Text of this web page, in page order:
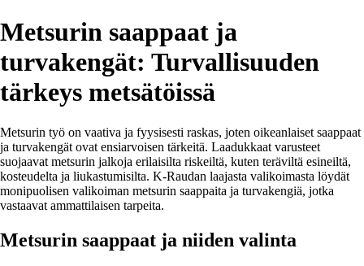
Metsurin saappaat ja
turvakengät: Turvallisuuden
tärkeys metsätöissä
Metsurin työ on vaativa ja fyysisesti raskas, joten oikeanlaiset saappaat
ja turvakengät ovat ensiarvoisen tärkeitä. Laadukkaat varusteet
suojaavat metsurin jalkoja erilaisilta riskeiltä, kuten teräviltä esineiltä,
kosteudelta ja liukastumisilta. K-Raudan laajasta valikoimasta löydät
monipuolisen valikoiman metsurin saappaita ja turvakengiä, jotka
vastaavat ammattilaisen tarpeita.
Metsurin saappaat ja niiden valinta